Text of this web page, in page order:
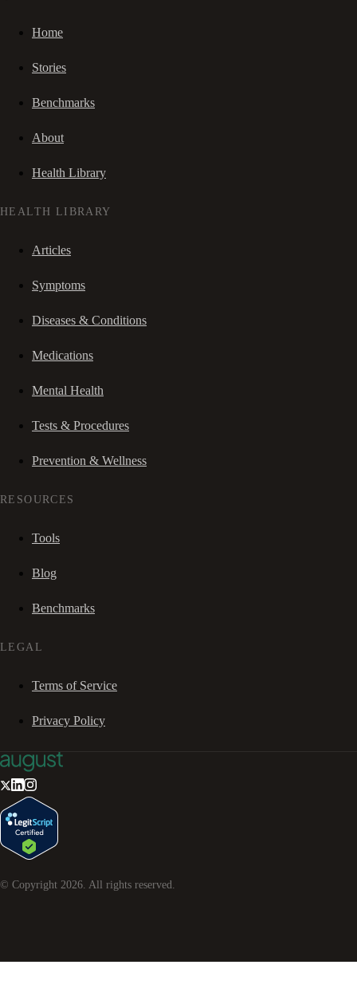
Home
Stories
Benchmarks
About
Health Library
HEALTH LIBRARY
Articles
Symptoms
Diseases & Conditions
Medications
Mental Health
Tests & Procedures
Prevention & Wellness
RESOURCES
Tools
Blog
Benchmarks
LEGAL
Terms of Service
Privacy Policy
© Copyright 2026 . All rights reserved.